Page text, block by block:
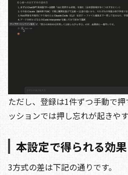
ただし、登録は1件ずつ手動で
ッションでは押し忘れが起きや
本設定で得られる効果
3方式の差は下記の通りです。